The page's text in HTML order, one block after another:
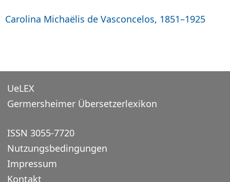
Carolina Michaëlis de Vasconcelos, 1851–1925
UeLEX
Germersheimer Übersetzerlexikon
ISSN 3055-7720
Nutzungsbedingungen
Impressum
Kontakt